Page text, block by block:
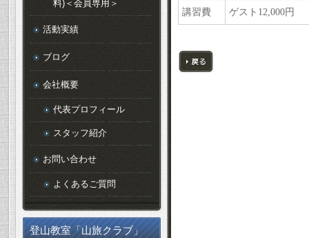
講習費 ゲスト 12,000円
料)＜会員専用＞
活動実績
ブログ
会社概要
代表プロフィール
スタッフ紹介
お問い合わせ
よくあるご質問
登山教室「山旅クラブ」